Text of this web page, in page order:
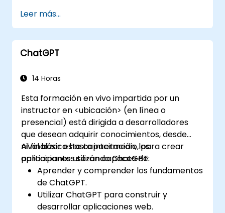
Leer más...
ChatGPT
14 Horas
Esta formación en vivo impartida por un
instructor en <ubicación> (en línea o
presencial) está dirigida a desarrolladores
que desean adquirir conocimientos, desde
nivel básico hasta intermedio, para crear
aplicaciones utilizando ChatGPT.
Al finalizar esta capacitación, los
participantes serán capaces de:
Aprender y comprender los fundamentos
de ChatGPT.
Utilizar ChatGPT para construir y
desarrollar aplicaciones web.